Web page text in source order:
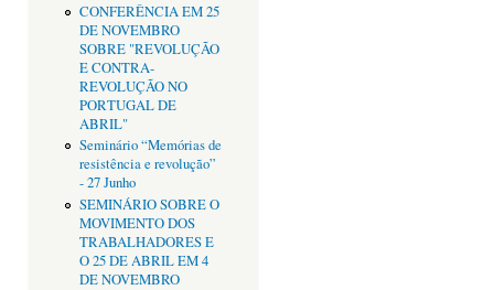
CONFERÊNCIA EM 25
DE NOVEMBRO
SOBRE "REVOLUÇÃO
E CONTRA-
REVOLUÇÃO NO
PORTUGAL DE
ABRIL"
Seminário “Memórias de
resistência e revolução”
- 27 Junho
SEMINÁRIO SOBRE O
MOVIMENTO DOS
TRABALHADORES E
O 25 DE ABRIL EM 4
DE NOVEMBRO